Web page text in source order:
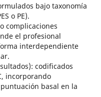
bajo taxonomía
o PE).
complicaciones
el profesional
interdependiente
codificados
incorporando
basal en la